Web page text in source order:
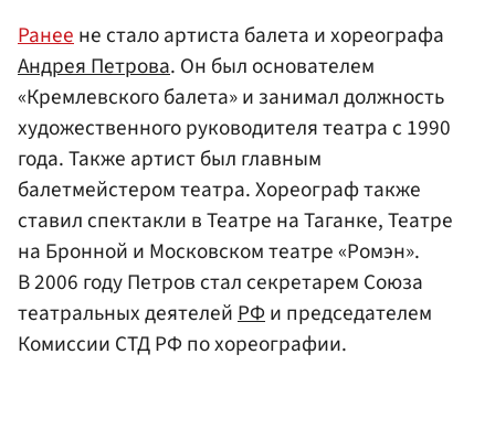
Ранеене стало артиста балета и хореографа
Андрея Петрова. Он был основателем
«Кремлевского балета» и занимал должность
художественного руководителя театра с 1990
года. Также артист был главным
балетмейстером театра. Хореограф также
ставил спектакли в Театре на Таганке, Театре
на Бронной и Московском театре «Ромэн».
В 2006 году Петров стал секретарем Союза
театральных деятелейРФи председателем
Комиссии СТД РФ по хореографии.